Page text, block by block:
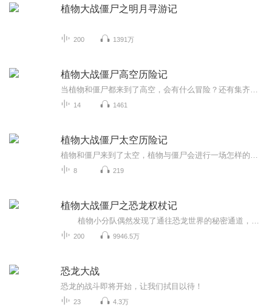
植物大战僵尸之明月寻游记
200 1391万
植物大战僵尸高空历险记
14 1461
植物大战僵尸太空历险记
8 219
植物大战僵尸之恐龙权杖记
200 9946.5万
恐龙大战
恐龙的战斗即将开始，让我们拭目以待！
23 4.3万